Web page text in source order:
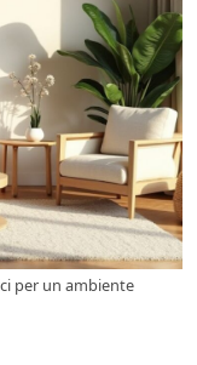
per un ambiente